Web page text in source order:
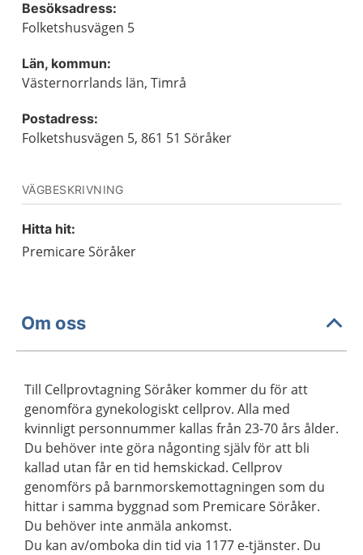
Besöksadress:
Folketshusvägen 5
Län, kommun:
Västernorrlands län, Timrå
Postadress:
Folketshusvägen 5, 861 51 Söråker
VÄGBESKRIVNING
Hitta hit:
Premicare Söråker
Om oss
Till Cellprovtagning Söråker kommer du för att
genomföra gynekologiskt cellprov. Alla med
kvinnligt personnummer kallas från 23-70 års ålder.
Du behöver inte göra någonting själv för att bli
kallad utan får en tid hemskickad. Cellprov
genomförs på barnmorskemottagningen som du
hittar i samma byggnad som Premicare Söråker.
Du behöver inte anmäla ankomst.
Du kan av/omboka din tid via 1177 e-tjänster. Du